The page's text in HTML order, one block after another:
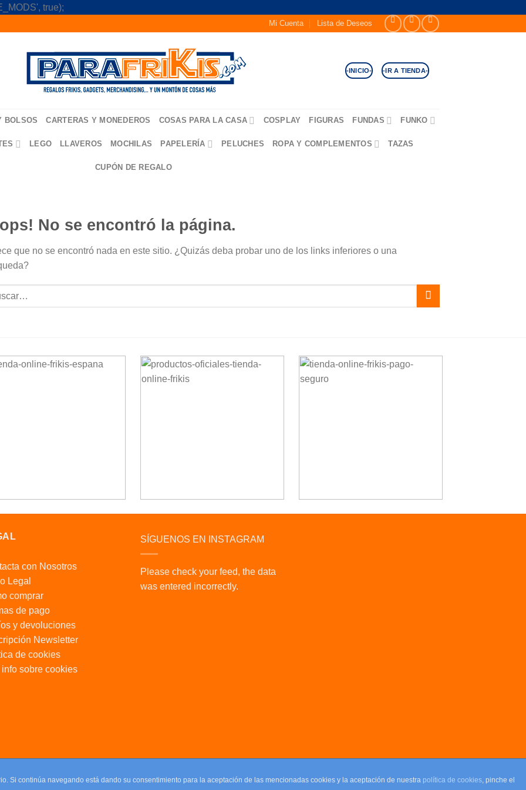
true);
Mi Cuenta Lista de Deseos
-INICIO- -IR A TIENDA-
BOLSOS CARTERAS Y MONEDEROS COSAS PARA LA CASA COSPLAY FIGURAS FUNDAS FUNKO
LEGO LLAVEROS MOCHILAS PAPELERÍA PELUCHES ROPA Y COMPLEMENTOS TAZAS
CUPÓN DE REGALO
No se encontró la página.
que no se encontró nada en este sitio. ¿Quizás deba probar uno de los links inferiores o una
con Nosotros
Legal
comprar
de pago
y devoluciones
Newsletter
de cookies
info sobre cookies
SÍGUENOS EN INSTAGRAM
Please check your feed, the data
was entered incorrectly.
Si continúa navegando está dando su consentimiento para la aceptación de las mencionadas cookies y la aceptación de nuestra política de cookies, pinche el